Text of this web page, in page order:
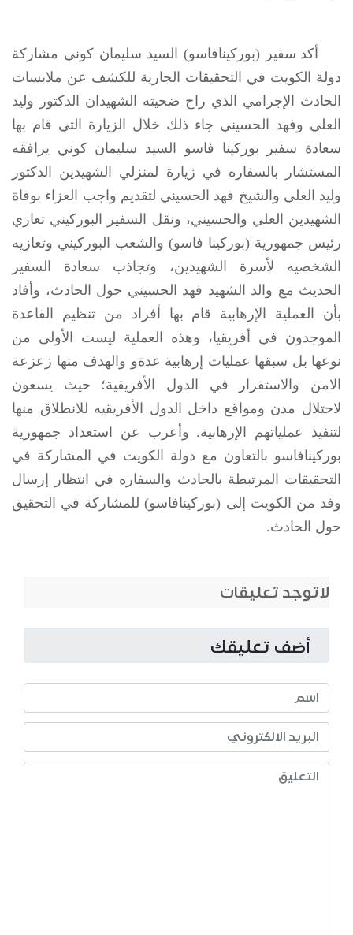
أكد سفير (بوركينافاسو) السيد سليمان كوني مشاركة
دولة الكويت في التحقيقات الجارية للكشف عن ملابسات
الحادث الإجرامي الذي راح ضحيته الشهيدان الدكتور وليد
العلي وفهد الحسيني جاء ذلك خلال الزيارة التي قام بها
سعادة سفير بوركينا فاسو السيد سليمان كوني يرافقه
المستشار بالسفاره في زيارة لمنزلي الشهيدين الدكتور
وليد العلي والشيخ فهد الحسيني لتقديم واجب العزاء بوفاة
الشهيدين العلي والحسيني، ونقل السفير البوركيني تعازي
رئيس جمهورية (بوركينا فاسو) والشعب البوركيني وتعازيه
الشخصيه لأسرة الشهيدين، وتجاذب سعادة السفير
الحديث مع والد الشهيد فهد الحسيني حول الحادث، وأفاد
بأن العملية الإرهابية قام بها أفراد من تنظيم القاعدة
الموجدون في أفريقيا، وهذه العملية ليست الأولى من
نوعها بل سبقها عمليات إرهابية عدةو والهدف منها زعزعة
الامن والاستقرار في الدول الأفريقية؛ حيث يسعون
لاحتلال مدن ومواقع داخل الدول الأفريقيه للانطلاق منها
لتنفيذ عملياتهم الإرهابية. وأعرب عن استعداد جمهورية
بوركينافاسو بالتعاون مع دولة الكويت في المشاركة في
التحقيقات المرتبطة بالحادث والسفاره في انتظار إرسال
وفد من الكويت إلى (بوركينافاسو) للمشاركة في التحقيق
حول الحادث.
لاتوجد تعليقات
أضف تعليقك